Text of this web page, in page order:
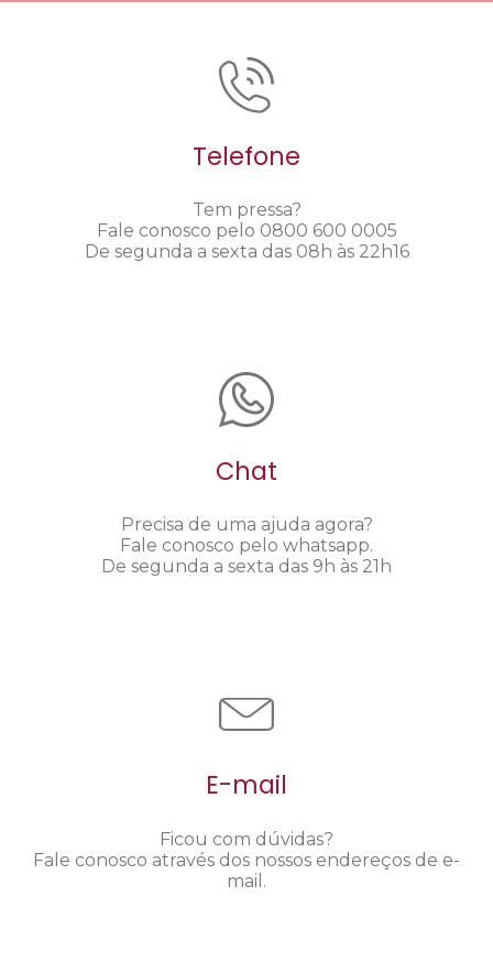
Telefone
Tem pressa?
Fale conosco pelo 0800 600 0005
De segunda a sexta das 08h às 22h16
Chat
Precisa de uma ajuda agora?
Fale conosco pelo whatsapp.
De segunda a sexta das 9h às 21h
E-mail
Ficou com dúvidas?
Fale conosco através dos nossos endereços de e-
mail.